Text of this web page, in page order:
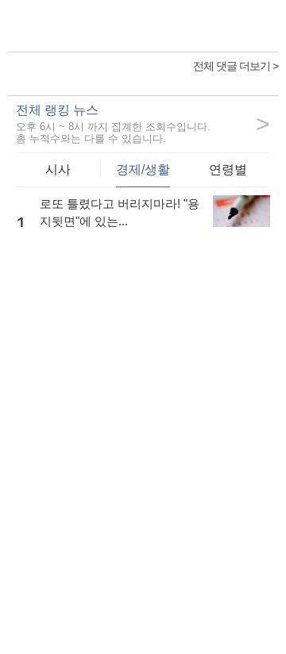
전체 댓글 더보기 >
전체 랭킹 뉴스
오후 6시 ~ 8시 까지 집계한 조회수입니다.
총 누적수와는 다를 수 있습니다.
>
시사 경제/생활 연령별
1
로또 틀렸다고 버리지마라! "용
지뒷면"에 있는...